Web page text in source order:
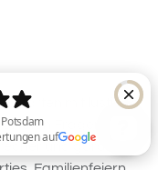
Karten mit lustigen,
Fragen.
und garantiert